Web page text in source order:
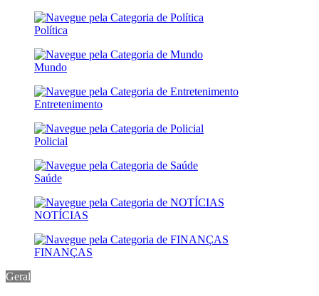
Política
Mundo
Entretenimento
Policial
Saúde
NOTÍCIAS
FINANÇAS
Geral